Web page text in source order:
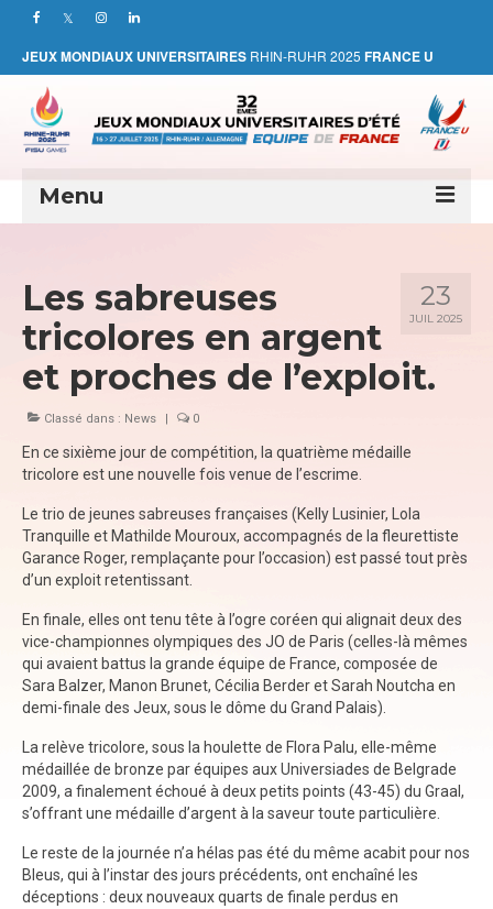
JEUX MONDIAUX UNIVERSITAIRES RHIN-RUHR 2025 FRANCE U
Menu
RHIN-RUHR 2025
L’EQUIPE DE FRANCE
LES MEDAILLES TRICOLORES
23
JUIL 2025
Les sabreuses
tricolores en argent
et proches de l’exploit.
Classé dans : News 0
En ce sixième jour de compétition, la quatrième médaille
tricolore est une nouvelle fois venue de l’escrime.
Le trio de jeunes sabreuses françaises (Kelly Lusinier, Lola
Tranquille et Mathilde Mouroux, accompagnés de la fleurettiste
Garance Roger, remplaçante pour l’occasion) est passé tout près
d’un exploit retentissant.
En finale, elles ont tenu tête à l’ogre coréen qui alignait deux des
vice-championnes olympiques des JO de Paris (celles-là mêmes
qui avaient battus la grande équipe de France, composée de
Sara Balzer, Manon Brunet, Cécilia Berder et Sarah Noutcha en
demi-finale des Jeux, sous le dôme du Grand Palais).
La relève tricolore, sous la houlette de Flora Palu, elle-même
médaillée de bronze par équipes aux Universiades de Belgrade
2009, a finalement échoué à deux petits points (43-45) du Graal,
s’offrant une médaille d’argent à la saveur toute particulière.
Le reste de la journée n’a hélas pas été du même acabit pour nos
Bleus, qui à l’instar des jours précédents, ont enchaîné les
déceptions : deux nouveaux quarts de finale perdus en